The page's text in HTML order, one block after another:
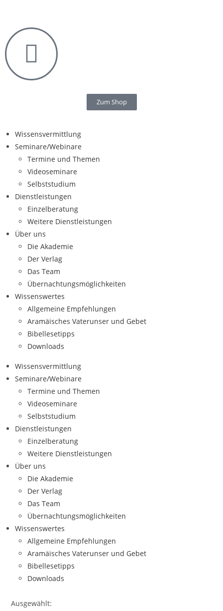
Zum Shop
Wissensvermittlung
Seminare/Webinare
Termine und Themen
Videoseminare
Selbststudium
Dienstleistungen
Einzelberatung
Weitere Dienstleistungen
Über uns
Die Akademie
Der Verlag
Das Team
Übernachtungsmöglichkeiten
Wissenswertes
Allgemeine Empfehlungen
Aramäisches Vaterunser und Gebet
Bibellesetipps
Downloads
Wissensvermittlung
Seminare/Webinare
Termine und Themen
Videoseminare
Selbststudium
Dienstleistungen
Einzelberatung
Weitere Dienstleistungen
Über uns
Die Akademie
Der Verlag
Das Team
Übernachtungsmöglichkeiten
Wissenswertes
Allgemeine Empfehlungen
Aramäisches Vaterunser und Gebet
Bibellesetipps
Downloads
Ausgewählt: